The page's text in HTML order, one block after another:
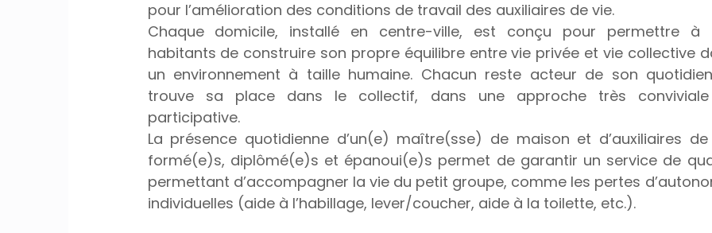
pour l’amélioration des conditions de travail des auxiliaires de vie.
Chaque domicile, installé en centre-ville, est conçu pour permettre à
habitants de construire son propre équilibre entre vie privée et vie collective
un environnement à taille humaine. Chacun reste acteur de son
trouve sa place dans le collectif, dans une approche très
participative.
La présence quotidienne d’un(e) maître(sse) de maison et d’auxiliaires
formé(e)s, diplômé(e)s et épanoui(e)s permet de garantir un service de
permettant d’accompagner la vie du petit groupe, comme les pertes
individuelles (aide à l’habillage, lever/coucher, aide à la toilette, etc.).